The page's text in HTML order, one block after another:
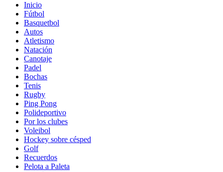
Inicio
Fútbol
Basquetbol
Autos
Atletismo
Natación
Canotaje
Padel
Bochas
Tenis
Rugby
Ping Pong
Polideportivo
Por los clubes
Voleibol
Hockey sobre césped
Golf
Recuerdos
Pelota a Paleta